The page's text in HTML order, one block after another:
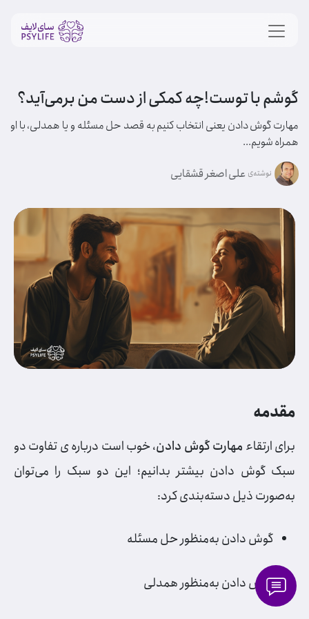
گوشم با توست!چه کمکی از دست من برمی‌آید؟
مهارت گوش دادن یعنی انتخاب کنیم به قصد حل مسئله و یا همدلی، با او
همراه شویم...
نوشته‌ی علی اصغر قشقایی
مقدمه
برای ارتقاء مهارت گوش‌ دادن، خوب است درباره ی تفاوت دو
سبک گوش دادن بیشتر بدانیم؛ این دو سبک را می‌توان
به‌صورت ذیل دسته‌بندی کرد:
گوش‌ دادن به‌منظور حل مسئله
گوش ‌دادن به‌منظور همدلی